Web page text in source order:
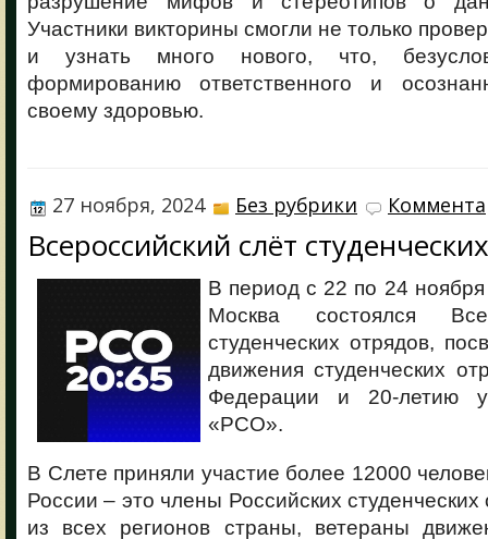
Участники викторины смогли не только
и узнать много нового, что,
формированию ответственного и
своему здоровью.
27 ноября, 2024 Без рубрики
Всероссийский слёт
В период с 22 по 24
Москва состоялся
студенческих отрядов,
движения студенческих
Федерации и 20-летию
«РСО».
В Слете приняли участие более 12000
России – это члены Российских
из всех регионов страны, ветераны